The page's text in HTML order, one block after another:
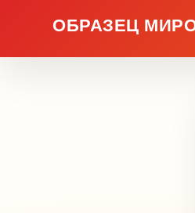
ОБРАЗЕЦ